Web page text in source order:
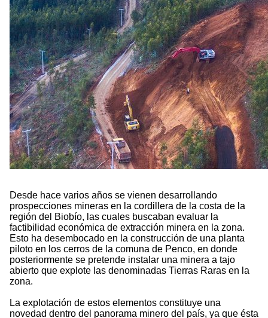
Desde hace varios años se vienen desarrollando
prospecciones mineras en la cordillera de la costa de la
región del Biobío, las cuales buscaban evaluar la
factibilidad económica de extracción minera en la zona.
Esto ha desembocado en la construcción de una planta
piloto en los cerros de la comuna de Penco, en donde
posteriormente se pretende instalar una minera a tajo
abierto que explote las denominadas Tierras Raras en la
zona.
La explotación de estos elementos constituye una
novedad dentro del panorama minero del país, ya que ésta